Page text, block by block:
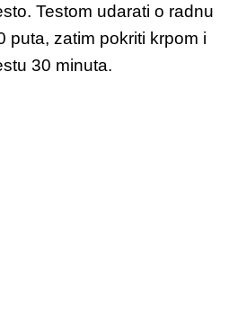
Testom udarati o radnu
puta, zatim pokriti krpom i
30 minuta.